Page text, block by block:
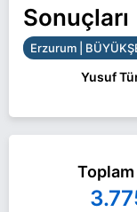
Sonuçları
Erzurum |
Yusuf
başkan
yerel
daha
Toplam